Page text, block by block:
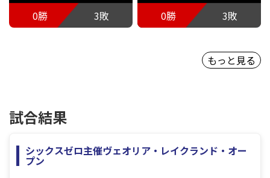
0勝
3敗
0勝
3敗
もっと見る
試合結果
シックスゼロ主催ヴェオリア・レイクランド・オー
プン